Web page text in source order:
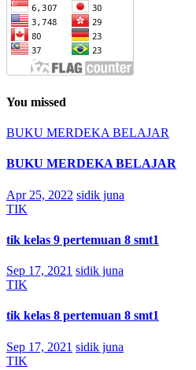
You missed
BUKU MERDEKA BELAJAR
BUKU MERDEKA BELAJAR
Apr 25, 2022 sidik juna
TIK
tik kelas 9 pertemuan 8 smt1
Sep 17, 2021 sidik juna
TIK
tik kelas 8 pertemuan 8 smt1
Sep 17, 2021 sidik juna
TIK